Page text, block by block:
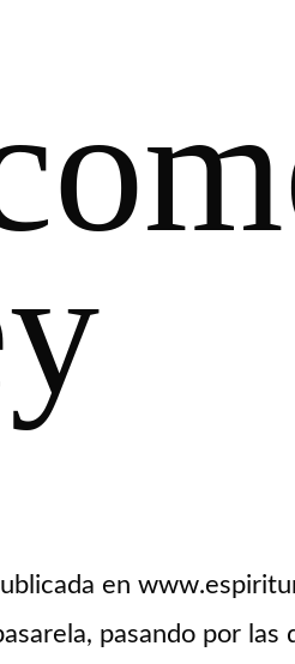
en
pasando por